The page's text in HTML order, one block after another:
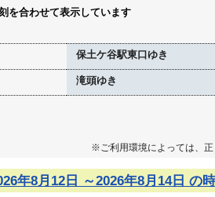
を合わせて表示しています
保土ケ谷駅東口ゆき
滝頭ゆき
※ご利用環境によっては、正
年8月12日 ～2026年8月14日 の